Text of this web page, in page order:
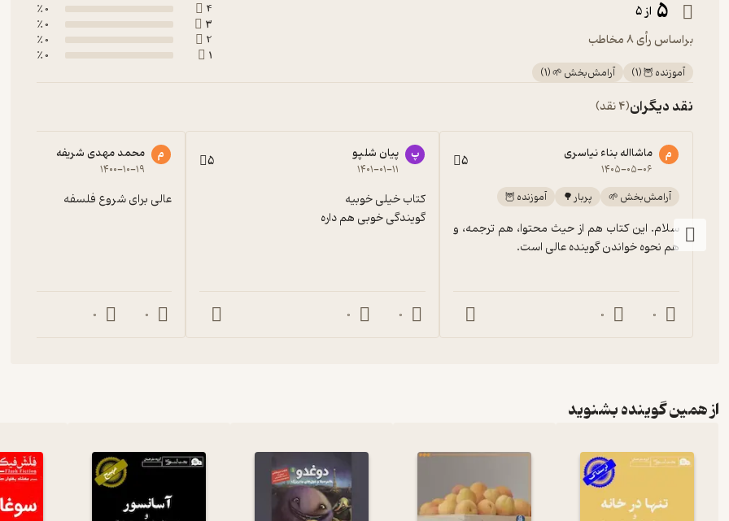
5 از 5
براساس رأی 8 مخاطب
آموزنده 🦉(
1
) آرامش‌بخش 🌱(
1
)
4
0 ٪
3
0 ٪
2
0 ٪
1
0 ٪
نقد دیگران(4 نقد)
م ماشااله بناء نیاسری
۱۴۰۵-۰۵-۰۶ 5
آرامش‌بخش 🌱 پربار 🌳 آموزنده 🦉
هم نحوه خواندن گوینده عالی است.
0
0
پ پیان شلپو
۱۴۰۱-۰۱-۱۱ 5
گویندگی خوبی هم داره
0
0
م محمد مهدی شریفه
۱۴۰۰-۱۰-۱۹
عالی برای شروع فلسفه
0
0
از همین گوینده بشنوید